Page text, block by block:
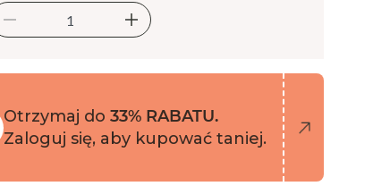
Otrzymaj do 33% RABATU.
Zaloguj się, aby kupować taniej.